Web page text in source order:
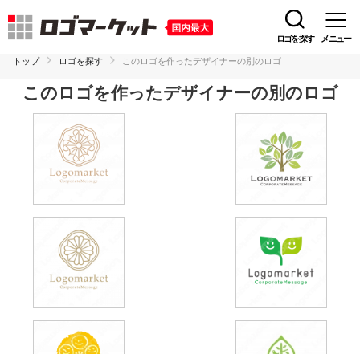
ロゴを探す メニュー
トップ ロゴを探す このロゴを作ったデザイナーの別のロゴ
このロゴを作ったデザイナーの別のロゴ